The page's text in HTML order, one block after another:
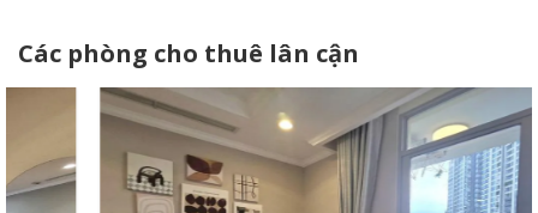
Các phòng cho thuê lân cận